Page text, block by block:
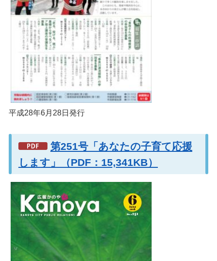
平成28年6月28日発行
第251号「あなたの子育て応援
します」（PDF：15,341KB）